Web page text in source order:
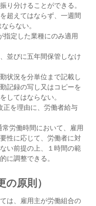
り分けることができる。
超えてはならず、一週間
らない。
指定した業種にのみ適用
並びに五年間保管しなけ
状況を分単位まで記載し
記録の写し又はコピーを
してはならない。
正を理由に、労働者給与
労働時間において、雇用
性に応じて、労働者に対
い前提の上、１時間の範
に調整できる。
原則）
は、雇用主が労働組合の